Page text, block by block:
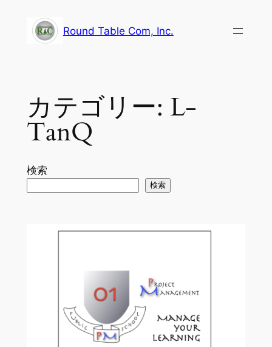
Round Table Com, Inc.
カテゴリー: L-
TanQ
検索
検索